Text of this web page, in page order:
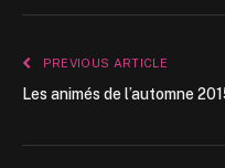
PREVIOUS ARTICLE
Les animés de l’automne